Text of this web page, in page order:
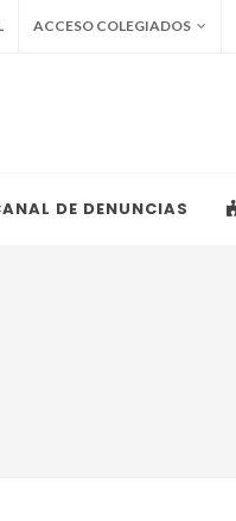
ACCESO COLEGIADOS
DE DENUNCIAS